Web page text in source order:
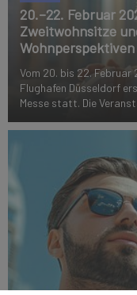
20.–22. Februar
Zweitwohnsitze
Vom 20. bis 22.
Flughafen Düsseldorf
Messe statt. Die
Wohnperspektiven und